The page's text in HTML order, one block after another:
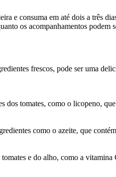
e consuma em até dois a três
os acompanhamentos
frescos, pode ser uma
dos tomates, como o licopeno,
como o azeite, que
tomates e do alho, como a vitamina